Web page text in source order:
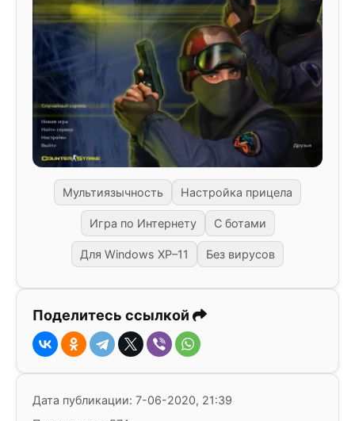
Мультиязычность Настройка прицела
Игра по Интернету С ботами
Для Windows XP–11 Без вирусов
Поделитесь ссылкой
Дата публикации: 7-06-2020, 21:39